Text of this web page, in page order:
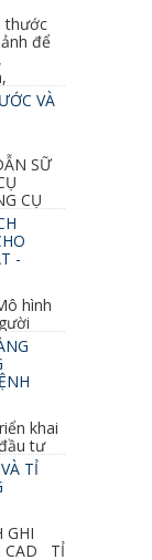
thước
để
VÀ
SỮ
CỤ
Ở bài
-
hình
hiểu
khai
tư
chú
TỈ
GHI
CAD TỈ